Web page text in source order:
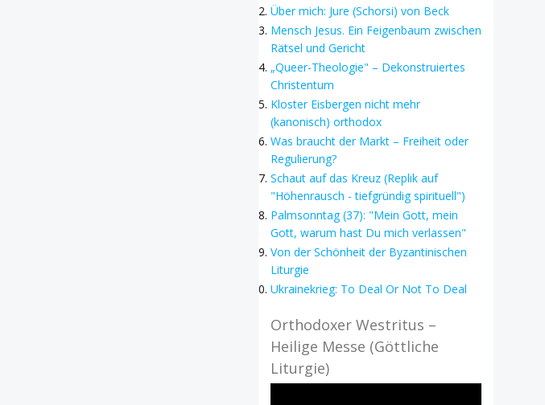
Über mich: Jure (Schorsi) von Beck
Mensch Jesus. Ein Feigenbaum zwischen
Rätsel und Gericht
„Queer-Theologie" – Dekonstruiertes
Christentum
Kloster Eisbergen nicht mehr
(kanonisch) orthodox
Was braucht der Markt – Freiheit oder
Regulierung?
Schaut auf das Kreuz (Replik auf
"Höhenrausch - tiefgründig spirituell")
Palmsonntag (37): "Mein Gott, mein
Gott, warum hast Du mich verlassen"
Von der Schönheit der Byzantinischen
Liturgie
Ukrainekrieg: To Deal Or Not To Deal
Orthodoxer Westritus –
Heilige Messe (Göttliche
Liturgie)